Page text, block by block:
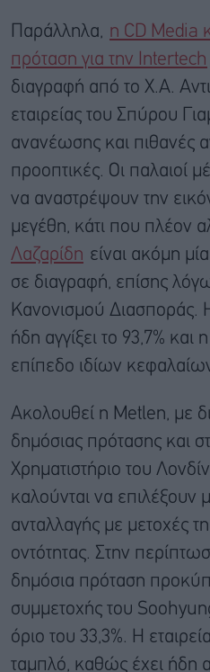
Παράλληλα,
η CD Media
πρόταση για την Intertech
διαγραφή από το Χ.Α.
εταιρείας του Σπύρου
ανανέωσης και πιθανές
προοπτικές. Οι παλαιοί
να αναστρέψουν την
μεγέθη, κάτι που πλέον
Λαζαρίδη είναι ακόμη
σε διαγραφή, επίσης
Κανονισμού Διασποράς.
ήδη αγγίξει το 93,7% και
επίπεδο ιδίων
Ακολουθεί η Metlen, με
δημόσιας πρότασης και
Χρηματιστήριο του
καλούνται να επιλέξουν
ανταλλαγής με μετοχές
οντότητας. Στην
δημόσια πρόταση
συμμετοχής του
όριο του 33,3%. Η
ταμπλό, καθώς έχει ήδη